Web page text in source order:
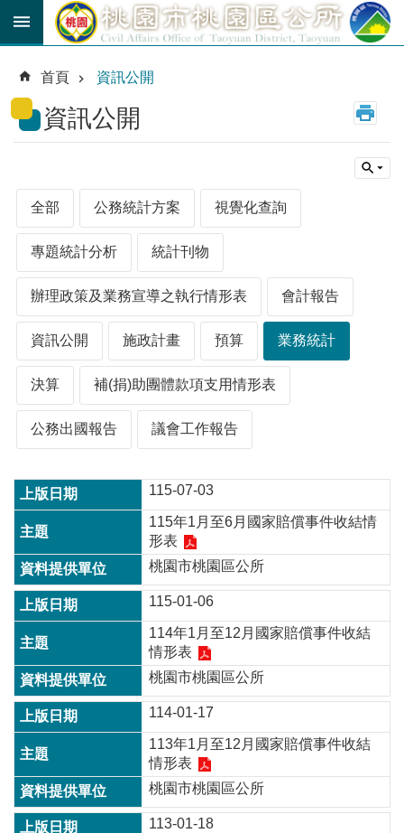
跳到主要內容區塊
育
貼
公
線
市
民
卡
進
階
搜
尋
介
紹
息
公
告
生
便
民
資
訊
關
通
訊
首頁 資訊公開
資訊公開
全部 公務統計方案 視覺化查詢
專題統計分析 統計刊物
辦理政策及業務宣導之執行情形表 會計報告
資訊公開 施政計畫 預算 業務統計
決算 補(捐)助團體款項支用情形表
公務出國報告 議會工作報告
115-07-03
115年1月至6月國家賠償事件收結情
形表
桃園市桃園區公所
115-01-06
114年1月至12月國家賠償事件收結
情形表
桃園市桃園區公所
114-01-17
113年1月至12月國家賠償事件收結
情形表
桃園市桃園區公所
113-01-18